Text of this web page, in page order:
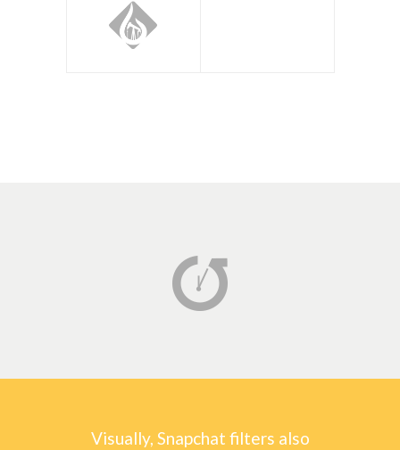
Visually, Snapchat filters also